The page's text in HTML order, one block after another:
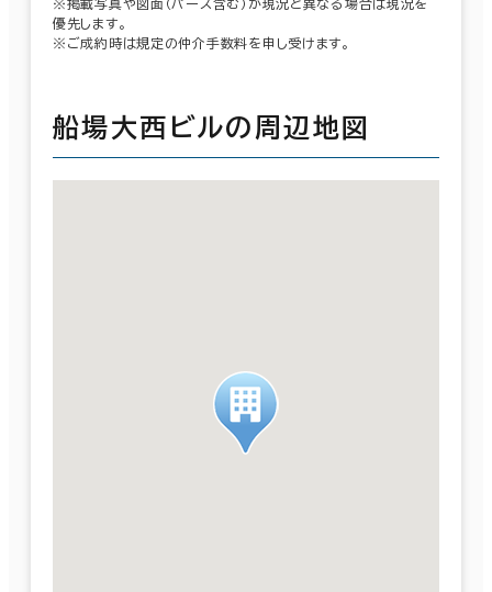
※掲載写真や図面（パース含む）が現況と異なる場合は現況を
優先します。
※ご成約時は規定の仲介手数料を申し受けます。
船場大西ビルの周辺地図